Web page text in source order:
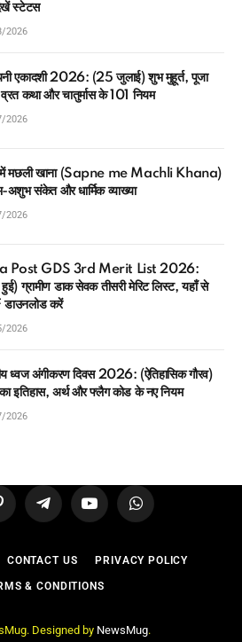
स्टेटस
2026
एकादशी 2026: (25 जुलाई) शुभ मुहूर्त, पूजा
व्रत कथा और चातुर्मास के 101 नियम
2026
मछली खाना (Sapne me Machli Khana)
संकेत और धार्मिक व्याख्या
2026
Post GDS 3rd Merit List 2026:
हुई) ग्रामीण डाक सेवक तीसरी मेरिट लिस्ट, यहाँ से
डाउनलोड करें
2026
ध्वज अंगीकरण दिवस 2026: (ऐतिहासिक गौरव)
का इतिहास, अर्थ और फ्लैग कोड के नए नियम
2026
TelegramYouTubeWhatsApp
CONTACT US PRIVACY POLICY
& CONDITIONS
Designed by NewsMug.